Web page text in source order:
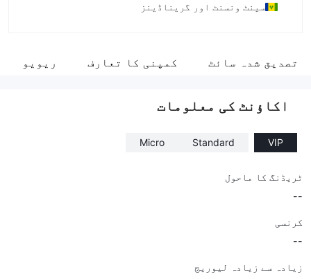
سینٹ ونسنٹ اور گریناڈینز
کمپنی کا مکمل نام
تصدیق شدہ سائٹ کمپنی کا تعارف ریویو
اکاؤنٹ کی معلومات
VIP
Standard
Micro
ٹریڈنگ کا ماحول
--
کرنسی
--
زیادہ سے زیادہ لیوریج